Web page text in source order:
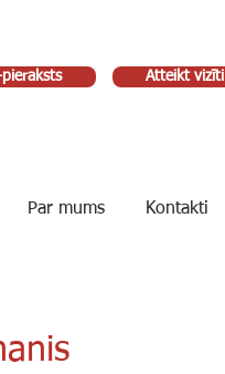
pieraksts Atteikt vizīti
Par mums Kontakti